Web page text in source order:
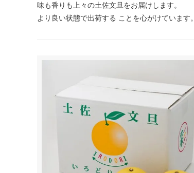
味も香りも上々の土佐文旦をお届けします。
より良い状態で出荷する ことを心がけています。